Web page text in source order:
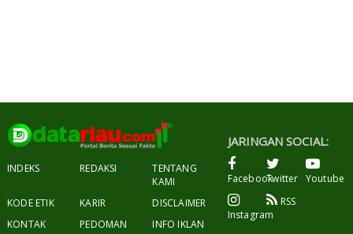
INDEKS REDAKSI
TENTANG
KAMI
KODE ETIK
KARIR
DISCLAIMER
KONTAK
PEDOMAN
INFO IKLAN
JARINGAN SOCIAL:
FacebookTwitter Youtube
Instagram
RSS